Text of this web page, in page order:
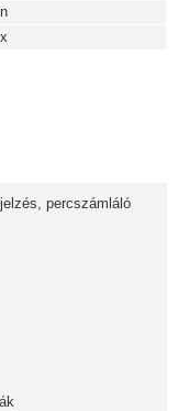
percszámláló